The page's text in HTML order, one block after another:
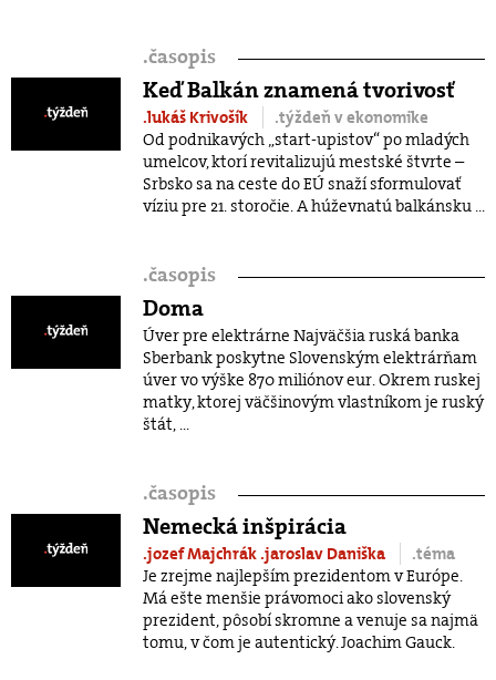
.časopis
Keď Balkán znamená tvorivosť
.lukáš Krivošík
.týždeň v ekonomike
Od podnikavých „start-upistov“ po mladých
umelcov, ktorí revitalizujú mestské štvrte –
Srbsko sa na ceste do EÚ snaží sformulovať
víziu pre 21. storočie. A húževnatú balkánsku ...
.časopis
Doma
Úver pre elektrárne Najväčšia ruská banka
Sberbank poskytne Slovenským elektrárňam
úver vo výške 870 miliónov eur. Okrem ruskej
matky, ktorej väčšinovým vlastníkom je ruský
štát, ...
.časopis
Nemecká inšpirácia
.jozef Majchrák.jaroslav Daniška
.téma
Je zrejme najlepším prezidentom v Európe.
Má ešte menšie právomoci ako slovenský
prezident, pôsobí skromne a venuje sa najmä
tomu, v čom je autentický. Joachim Gauck.